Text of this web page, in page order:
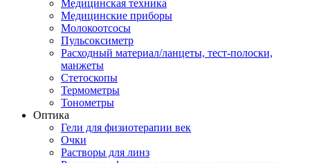
Медицинская техника
Медицинские приборы
Молокоотсосы
Пульсоксиметр
Расходный материал/ланцеты, тест-полоски,
манжеты
Стетоскопы
Термометры
Тонометры
Оптика
Гели для физиотерапии век
Очки
Растворы для линз